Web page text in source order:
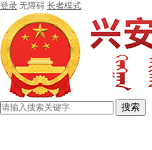
登录 无障碍 长者模式
搜索